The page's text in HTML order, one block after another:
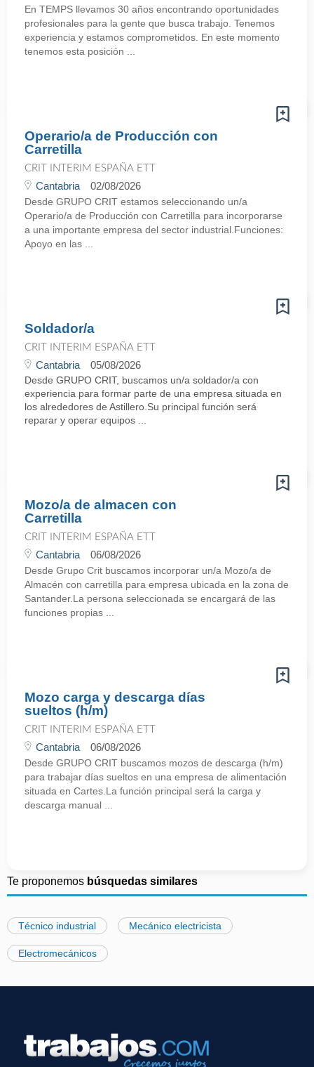
En TEMPS llevamos 30 años encontrando oportunidades
profesionales para la gente que busca trabajo. Tenemos
experiencia y estamos comprometidos. En este momento
tenemos esta posición ...
Operario/a de Producción con
Carretilla
CRIT INTERIM ESPAÑA ETT
Cantabria 02/08/2026
Desde GRUPO CRIT estamos seleccionando un/a
Operario/a de Producción con Carretilla para incorporarse
a una importante empresa del sector industrial.Funciones:
Apoyo en las ...
Soldador/a
CRIT INTERIM ESPAÑA ETT
Cantabria 05/08/2026
Desde GRUPO CRIT, buscamos un/a soldador/a con
experiencia para formar parte de una empresa situada en
los alrededores de Astillero.Su principal función será
reparar y operar equipos ...
Mozo/a de almacen con
Carretilla
CRIT INTERIM ESPAÑA ETT
Cantabria 06/08/2026
Desde Grupo Crit buscamos incorporar un/a Mozo/a de
Almacén con carretilla para empresa ubicada en la zona de
Santander.La persona seleccionada se encargará de las
funciones propias ...
Mozo carga y descarga días
sueltos (h/m)
CRIT INTERIM ESPAÑA ETT
Cantabria 06/08/2026
Desde GRUPO CRIT buscamos mozos de descarga (h/m)
para trabajar días sueltos en una empresa de alimentación
situada en Cartes.La función principal será la carga y
descarga manual ...
Te proponemos búsquedas similares
Técnico industrial Mecánico electricista
Electromecánicos